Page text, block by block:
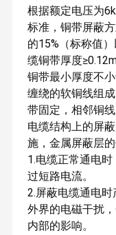
根据额定电压为
标准，铜带屏蔽
的15%（标称值
缆铜带厚度
铜带最小厚度不
缠绕的软铜线组
带固定，相邻铜
电缆结构上的屏
施，金属屏蔽层
1.电缆正常通电
过短路电流。
2.屏蔽电缆通电
外界的电磁干扰
内部的影响。